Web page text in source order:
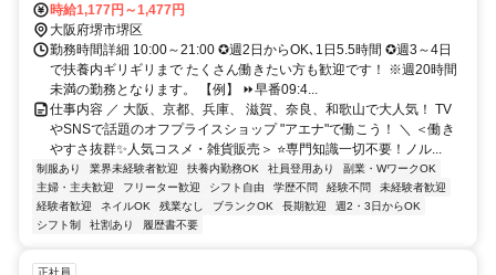
時給1,177円～1,477円
大阪府堺市堺区
勤務時間詳細 10:00～21:00 ✪週2日からOK､1日5.5時間 ✪週3～4日
で扶養内ギリギリまで たくさん働きたい方も歓迎です！ ※週20時間
未満の勤務となります。 【例】 ⏩早番09:4...
仕事内容 ／ 大阪、京都、兵庫、 滋賀、奈良、和歌山で大人気！ TV
やSNSで話題のオフプライスショップ "アエナ"で働こう！ ＼ ＜働き
やすさ抜群✨人気コスメ・雑貨販売＞ ⭐専門知識一切不要！ノル...
制服あり 業界未経験者歓迎 扶養内勤務OK 社員登用あり
副業・WワークOK
主婦・主夫歓迎
フリーター歓迎 シフト自由 学歴不問 経験不問
未経験者歓迎
経験者歓迎
ネイルOK 残業なし ブランクOK 長期歓迎
週2・3日からOK
シフト制
社割あり 履歴書不要